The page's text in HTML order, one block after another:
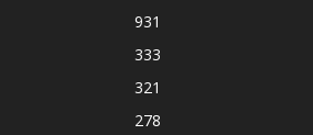
931
333
321
278